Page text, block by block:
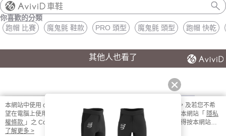
車鞋
你喜歡的分類
跑帽 比賽
魔鬼氈 鞋款 PRO 頭型 魔鬼氈 頭型 跑帽 快乾
其他人也看了
本網站中使用 cookie，欲查詢有關本網站使用 cookie 方式之詳情，及若您不希
望在電腦上使用 cookie 時應如何變更電腦的 cookie 設定，請參閱本網站「 隱私
權條款 」之 Cookie 聲明。您繼續使用本網站即表示您同意本公司得按本網站使
用條款之 Cookie 聲明使用 cookie。
了解更多 >